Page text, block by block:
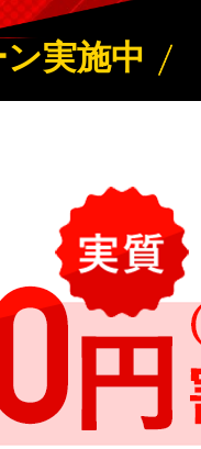
実施中